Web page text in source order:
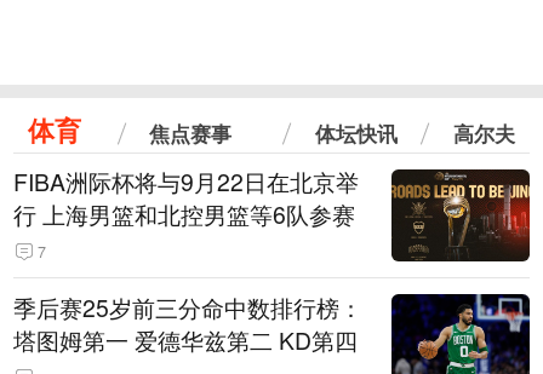
体育 焦点赛事 体坛快讯 高尔夫
FIBA洲际杯将与9月22日在北京举
行 上海男篮和北控男篮等6队参赛
7
季后赛25岁前三分命中数排行榜：
塔图姆第一 爱德华兹第二 KD第四